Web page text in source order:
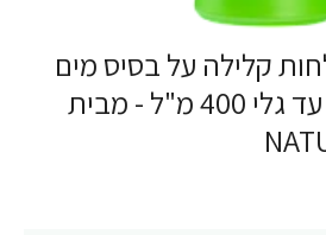
קלילה על בסיס מים
לשיער רגיל חלק עד גלי 400 מ"ל - מבית